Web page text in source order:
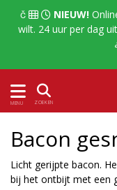
   NIEUW!
wilt. 24 uur per dag
MENU ZOEKEN
Bacon
Licht gerijpte bacon.
bij het ontbijt met een